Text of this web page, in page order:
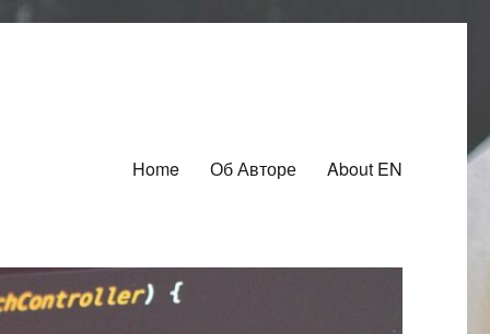
Home Об Авторе About EN